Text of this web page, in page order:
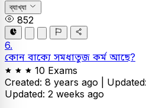
ব্যাখ্যা
852
6.
কোন বাক্যে সমধাতুজ কর্ম আছে?
10 Exams
Created: 8 years ago |
Updated: 2 weeks ago